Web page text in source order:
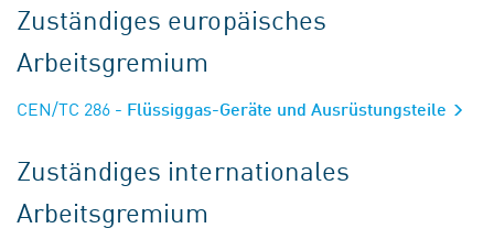
Zuständiges europäisches
Arbeitsgremium
CEN/TC 286 - Flüssiggas-Geräte und Ausrüstungsteile
Zuständiges internationales
Arbeitsgremium